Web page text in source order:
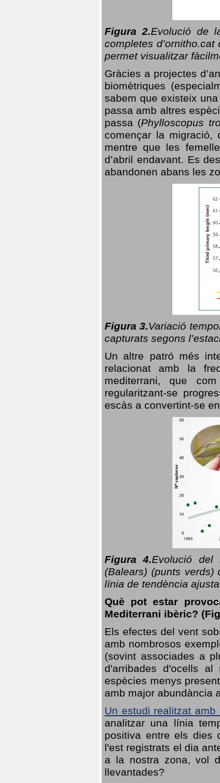
Figura 2.Evolució de
completes
permet visualitzar
Gràcies a projectes
biomètriques
sabem que existeix
passa amb altres
passa (Phylloscopus
començar la migració,
mentre que les
d’abril endavant. Es
abandonen abans les
Figura 3.Variació
capturats segons
Un altre patró més
relacionat amb la
mediterrani, que
regularitzant-se
escàs a convertint-se
Figura 4.Evolució del
(Balears) (punts
línia de tendència
Què pot estar
Mediterrani ibèric?
Els efectes del vent
amb nombrosos
(sovint associades a
d'arribades d'ocells
espècies menys
amb major abundància
Un estudi realitzat amb
analitzar una línia
positiva entre els dies
l'est registrats el dia
a la nostra zona, vol
llevantades?